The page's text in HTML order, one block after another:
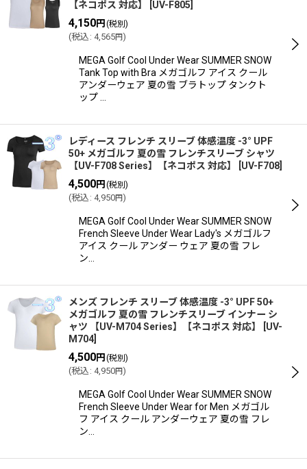
【ネコポス 対応】 UV-F805
4,150円 (税別)
(税込 : 4,565円)
MEGA Golf Cool Under Wear SUMMER SNOW
Tank Top with Bra メガゴルフ アイス クール
アンダーウェア 夏の雪 ブラトップ タンクト
ップ …
レディース フレンチ スリーブ 体感温度 -3° UPF
50+ メガゴルフ 夏の雪 フレンチスリーブ シャツ
【UV-F708 Series】【ネコポス 対応】
UV-F708
4,500円 (税別)
(税込 : 4,950円)
MEGA Golf Cool Under Wear SUMMER SNOW
French Sleeve Under Wear Lady's メガゴルフ
アイス クール アンダー ウェア 夏の雪 フレ
ン…
メンズ フレンチ スリーブ 体感温度 -3° UPF 50+
メガゴルフ 夏の雪 フレンチスリーブ インナー シ
ャツ 【UV-M704 Series】【ネコポス 対応】
UV-
M704
4,500円 (税別)
(税込 : 4,950円)
MEGA Golf Cool Under Wear SUMMER SNOW
French Sleeve Under Wear for Men メガゴル
フ アイス クール アンダーウェア 夏の雪 フレ
ン…